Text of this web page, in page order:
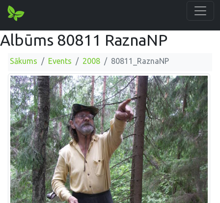
Albūms 80811 RaznaNP
Sākums Events 2008 80811_RaznaNP